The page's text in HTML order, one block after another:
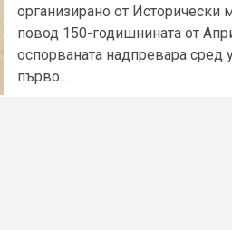
организирано от Исторически
повод 150-годишнината от
оспорваната надпревара сред
първо...